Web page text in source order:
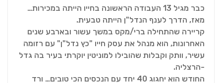
כבר מגיל 13 העבודה הראשונה בחייו הייתה במכירות…
מאז, הדרך לענף הנדל"ן הייתה טבעית.
קריירה שהתחילה ברי/מקס במשך עשור ובארבע שנים
האחרונות, הוא מנהל את עסק חייו "כץ נדל"ן" עם רזומה
עשיר, וותק וקבלות שהובילו למוניטין יוקרתי בעיר בה גדל
-הרצליה.
החודש הוא יחגוג 40 יחד עם הנכסים הכי טובים… ורד